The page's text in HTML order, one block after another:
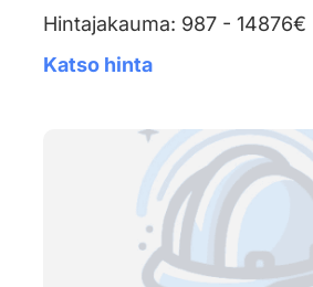
Hintajakauma: 987 - 14876€
Katso hinta